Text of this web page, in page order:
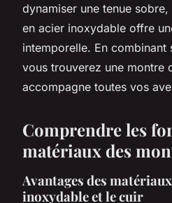
dynamiser une tenue
en acier inoxydable offre
intemporelle. En
vous trouverez une montre
accompagne toutes vos
Comprendre les
matériaux des
Avantages des
inoxydable et le cuir